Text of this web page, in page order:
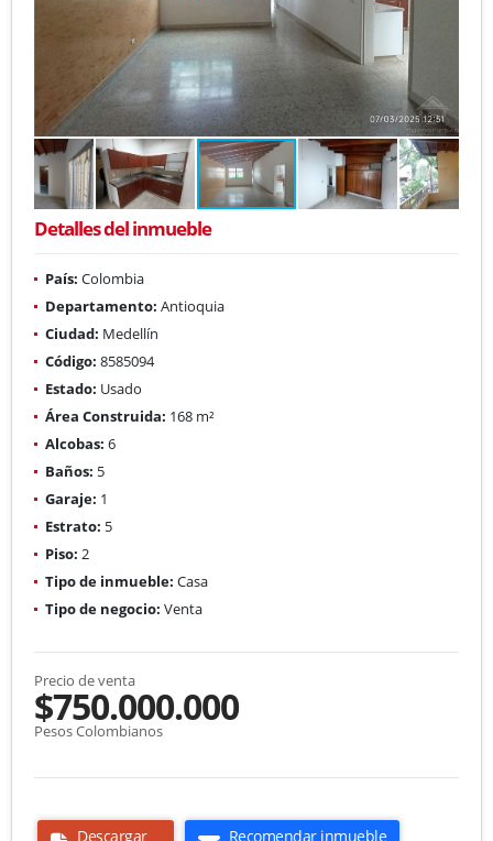
Detalles del inmueble
País: Colombia
Departamento: Antioquia
Ciudad: Medellín
Código: 8585094
Estado: Usado
Área Construida: 168 m²
Alcobas: 6
Baños: 5
Garaje: 1
Estrato: 5
Piso: 2
Tipo de inmueble: Casa
Tipo de negocio: Venta
Precio de venta
$750.000.000
Pesos Colombianos
Descargar Recomendar inmueble